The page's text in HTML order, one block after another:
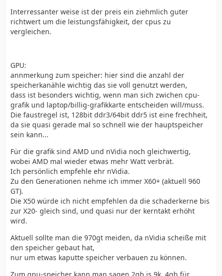
Interressanter weise ist der preis ein ziehmlich guter
richtwert um die leistungsfähigkeit, der cpus zu
vergleichen.
GPU:
annmerkung zum speicher: hier sind die anzahl der
speicherkanähle wichtig das sie voll genutzt werden,
dass ist besonders wichtig, wenn man sich zwichen cpu-
grafik und laptop/billig-grafikkarte entscheiden will/muss.
Die faustregel ist, 128bit ddr3/64bit ddr5 ist eine frechheit,
da sie quasi gerade mal so schnell wie der hauptspeicher
sein kann...
Für die grafik sind AMD und nVidia noch gleichwertig,
wobei AMD mal wieder etwas mehr Watt verbrät.
Ich persönlich empfehle ehr nVidia.
Zu den Generationen nehme ich immer X60+ (aktuell 960
GT).
Die X50 würde ich nicht empfehlen da die schaderkerne bis
zur X20- gleich sind, und quasi nur der kerntakt erhöht
wird.
Aktuell sollte man die 970gt meiden, da nVidia scheiße mit
den speicher gebaut hat,
nur um etwas kaputte speicher verbauen zu können.